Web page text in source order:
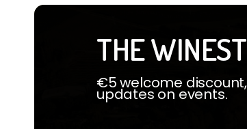
THE
€5 welcome
updates on events.